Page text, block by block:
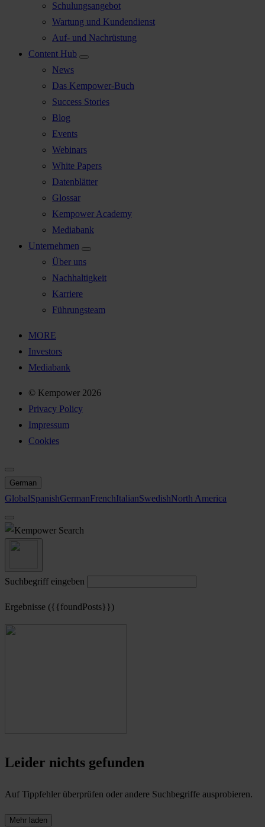
Schulungsangebot
Wartung und Kundendienst
Auf- und Nachrüstung
Content Hub
News
Das Kempower-Buch
Success Stories
Blog
Events
Webinars
White Papers
Datenblätter
Glossar
Kempower Academy
Mediabank
Unternehmen
Über uns
Nachhaltigkeit
Karriere
Führungsteam
MORE
Investors
Mediabank
© Kempower 2026
Privacy Policy
Impressum
Cookies
German
GlobalSpanishGermanFrenchItalianSwedishNorth America
Search
Suchbegriff eingeben
Ergebnisse ({{foundPosts}})
Leider nichts gefunden
Auf Tippfehler überprüfen oder andere Suchbegriffe ausprobieren.
Mehr laden